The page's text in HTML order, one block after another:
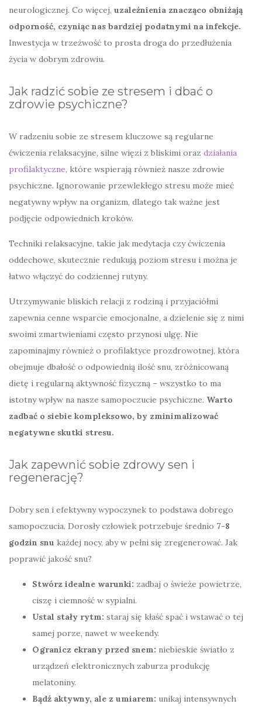
neurologicznej. Co więcej, uzależnienia znacząco obniżają
odporność, czyniąc nas bardziej podatnymi na infekcje.
Inwestycja w trzeźwość to prosta droga do przedłużenia
życia w dobrym zdrowiu.
Jak radzić sobie ze stresem i dbać o
zdrowie psychiczne?
W radzeniu sobie ze stresem kluczowe są regularne
ćwiczenia relaksacyjne, silne więzi z bliskimi oraz działania
profilaktyczne, które wspierają również nasze zdrowie
psychiczne. Ignorowanie przewlekłego stresu może mieć
negatywny wpływ na organizm, dlatego tak ważne jest
podjęcie odpowiednich kroków.
Techniki relaksacyjne, takie jak medytacja czy ćwiczenia
oddechowe, skutecznie redukują poziom stresu i można je
łatwo włączyć do codziennej rutyny.
Utrzymywanie bliskich relacji z rodziną i przyjaciółmi
zapewnia cenne wsparcie emocjonalne, a dzielenie się z nimi
swoimi zmartwieniami często przynosi ulgę. Nie
zapominajmy również o profilaktyce prozdrowotnej, która
obejmuje dbałość o odpowiednią ilość snu, zróżnicowaną
dietę i regularną aktywność fizyczną – wszystko to ma
istotny wpływ na nasze samopoczucie psychiczne. Warto
zadbać o siebie kompleksowo, by zminimalizować
negatywne skutki stresu.
Jak zapewnić sobie zdrowy sen i
regenerację?
Dobry sen i efektywny wypoczynek to podstawa dobrego
samopoczucia. Dorosły człowiek potrzebuje średnio 7-8
godzin snu każdej nocy, aby w pełni się zregenerować. Jak
poprawić jakość snu?
Stwórz idealne warunki: zadbaj o świeże powietrze,
ciszę i ciemność w sypialni.
Ustal stały rytm: staraj się kłaść spać i wstawać o tej
samej porze, nawet w weekendy.
Ogranicz ekrany przed snem: niebieskie światło z
urządzeń elektronicznych zaburza produkcję
melatoniny.
Bądź aktywny, ale z umiarem: unikaj intensywnych